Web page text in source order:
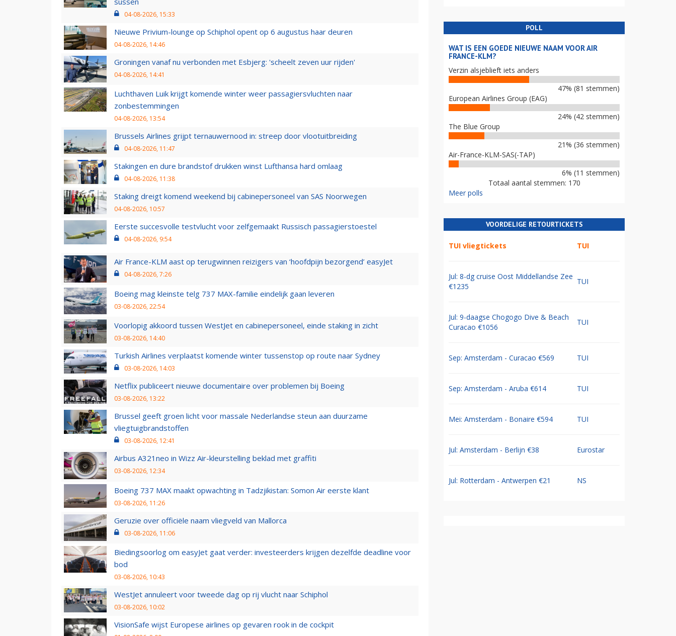
04-08-2026, 15:33
Nieuwe Privium-lounge op Schiphol opent op 6 augustus haar deuren
04-08-2026, 14:46
Groningen vanaf nu verbonden met Esbjerg: 'scheelt zeven uur rijden'
04-08-2026, 14:41
Luchthaven Luik krijgt komende winter weer passagiersvluchten naar
zonbestemmingen
04-08-2026, 13:54
Brussels Airlines grijpt ternauwernood in: streep door vlootuitbreiding
04-08-2026, 11:47
Stakingen en dure brandstof drukken winst Lufthansa hard omlaag
04-08-2026, 11:38
Staking dreigt komend weekend bij cabinepersoneel van SAS Noorwegen
04-08-2026, 10:57
Eerste succesvolle testvlucht voor zelfgemaakt Russisch passagierstoestel
04-08-2026, 9:54
Air France-KLM aast op terugwinnen reizigers van ‘hoofdpijn bezorgend’ easyJet
04-08-2026, 7:26
Boeing mag kleinste telg 737 MAX-familie eindelijk gaan leveren
03-08-2026, 22:54
Voorlopig akkoord tussen WestJet en cabinepersoneel, einde staking in zicht
03-08-2026, 14:40
Turkish Airlines verplaatst komende winter tussenstop op route naar Sydney
03-08-2026, 14:03
Netflix publiceert nieuwe documentaire over problemen bij Boeing
03-08-2026, 13:22
Brussel geeft groen licht voor massale Nederlandse steun aan duurzame
vliegtuigbrandstoffen
03-08-2026, 12:41
Airbus A321neo in Wizz Air-kleurstelling beklad met graffiti
03-08-2026, 12:34
Boeing 737 MAX maakt opwachting in Tadzjikistan: Somon Air eerste klant
03-08-2026, 11:26
Geruzie over officiële naam vliegveld van Mallorca
03-08-2026, 11:06
Biedingsoorlog om easyJet gaat verder: investeerders krijgen dezelfde deadline voor
bod
03-08-2026, 10:43
WestJet annuleert voor tweede dag op rij vlucht naar Schiphol
03-08-2026, 10:02
VisionSafe wijst Europese airlines op gevaren rook in de cockpit
POLL
WAT IS EEN GOEDE NIEUWE NAAM VOOR AIR
FRANCE-KLM?
Verzin alsjeblieft iets anders
47% (81 stemmen)
European Airlines Group (EAG)
24% (42 stemmen)
The Blue Group
21% (36 stemmen)
Air-France-KLM-SAS(-TAP)
6% (11 stemmen)
Totaal aantal stemmen: 170
Meer polls
VOORDELIGE RETOURTICKETS
TUI vliegtickets TUI
Jul: 8-dg cruise Oost Middellandse Zee
€1235
TUI
Jul: 9-daagse Chogogo Dive & Beach
Curacao €1056
TUI
Sep: Amsterdam - Curacao €569 TUI
Sep: Amsterdam - Aruba €614 TUI
Mei: Amsterdam - Bonaire €594 TUI
Jul: Amsterdam - Berlijn €38 Eurostar
Jul: Rotterdam - Antwerpen €21 NS